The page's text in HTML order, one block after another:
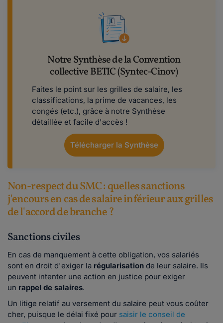
Notre Synthèse de la Convention
collective BETIC (Syntec-Cinov)
Faites le point sur les grilles de salaire, les
classifications, la prime de vacances, les
congés (etc.), grâce à notre Synthèse
détaillée et facile d'accès !
Télécharger la Synthèse
Non-respect du SMC : quelles sanctions
j'encours en cas de salaire inférieur aux grilles
de l'accord de branche ?
Sanctions civiles
En cas de manquement à cette obligation, vos salariés
sont en droit d'exiger la régularisation de leur salaire. Ils
peuvent intenter une action en justice pour exiger
un rappel de salaires.
Un litige relatif au versement du salaire peut vous coûter
cher, puisque le délai fixé pour saisir le conseil de